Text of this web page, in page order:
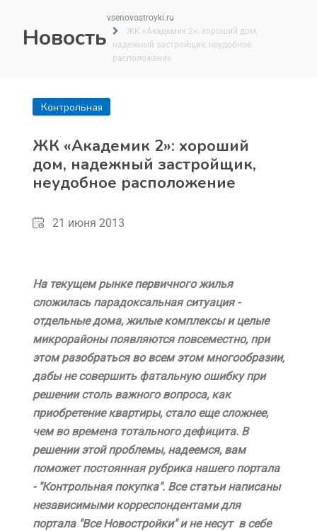
Новость
vsenovostroyki.ru
ЖК «Академик 2»: хороший дом,
надежный застройщик, неудобное
расположение
Контрольная
ЖК «Академик 2»: хороший
дом, надежный застройщик,
неудобное расположение
21 июня 2013
На текущем рынке первичного жилья
сложилась парадоксальная ситуация -
отдельные дома, жилые комплексы и целые
микрорайоны появляются повсеместно, при
этом разобраться во всем этом многообразии,
дабы не совершить фатальную ошибку при
решении столь важного вопроса, как
приобретение квартиры, стало еще сложнее,
чем во времена тотального дефицита. В
решении этой проблемы, надеемся, вам
поможет постоянная рубрика нашего портала
- "Контрольная покупка". Все статьи написаны
независимыми корреспондентами для
портала "Все Новостройки" и не несут в себе